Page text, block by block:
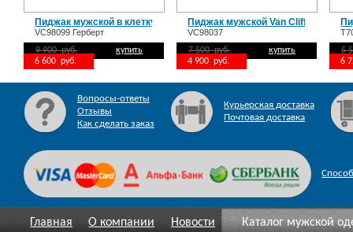
Пиджак мужской в клетку Van Cliff VC98099 Герберт
VC98099 Герберт
9 900 руб.
6 600 руб.
купить
Пиджак мужской Van Cliff Амиго
VC98037
7 500 руб.
4 900 руб.
купить
5
6
Вопросы-ответы
Отзывы
Как сделать заказ
Курьерская доставка
Почтовая доставка
Главная О компании Новости Каталог мужской